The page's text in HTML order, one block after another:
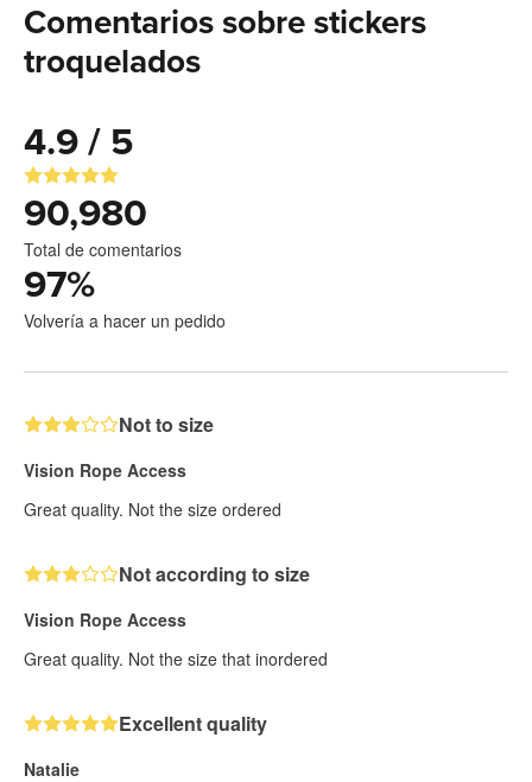
Comentarios sobre stickers
troquelados
4.9 / 5
90,980
Total de comentarios
97%
Volvería a hacer un pedido
Not to size
Vision Rope Access
Great quality. Not the size ordered
Not according to size
Vision Rope Access
Great quality. Not the size that inordered
Excellent quality
Natalie